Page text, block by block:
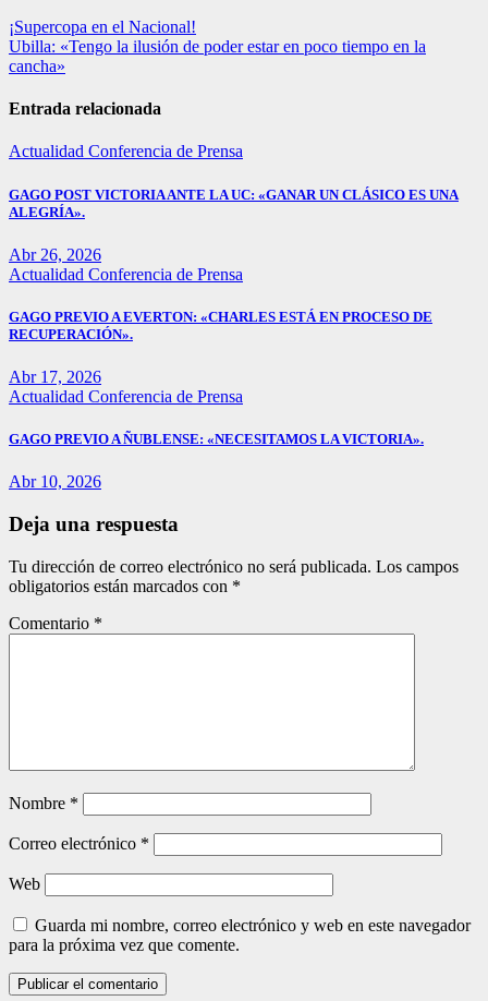
Navegación
de
¡Supercopa en el Nacional!
Ubilla: «Tengo la ilusión de poder estar en poco tiempo en la
cancha»
Entrada relacionada
Actualidad Conferencia de Prensa
GAGO POST VICTORIA ANTE LA UC: «GANAR UN CLÁSICO ES UNA
ALEGRÍA».
Abr 26, 2026
Actualidad Conferencia de Prensa
GAGO PREVIO A EVERTON: «CHARLES ESTÁ EN PROCESO DE
RECUPERACIÓN».
Abr 17, 2026
Actualidad Conferencia de Prensa
GAGO PREVIO A ÑUBLENSE: «NECESITAMOS LA VICTORIA».
Abr 10, 2026
Deja una respuesta
Tu dirección de correo electrónico no será publicada. Los campos
obligatorios están marcados con *
Comentario *
Nombre *
Correo electrónico *
Web
Guarda mi nombre, correo electrónico y web en este navegador
para la próxima vez que comente.